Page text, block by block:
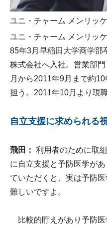
ユニ・チャーム メンリッ
ユニ・チャーム メンリッ
85年3月早稲田大学商学部
株式会社へ入社。営業部
月から2011年9月まで約
担う。2011年10月より現職
自立支援に求められる
飛田： 利用者のために取
に自立支援と予防医学が
ていただくと、実は予防
難しいですよ。
比較的貯えがあり予防医